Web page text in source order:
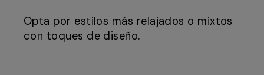
Opta por estilos más relajados o mixtos
con toques de diseño.